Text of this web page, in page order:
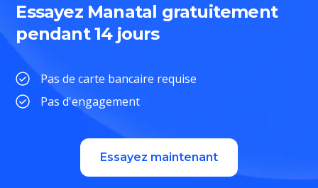
Essayez Manatal gratuitement
pendant 14 jours
Pas de carte bancaire requise
Pas d'engagement
Essayez maintenant